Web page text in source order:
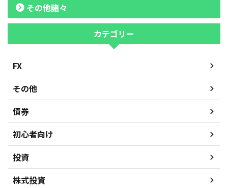
その他諸々
カテゴリー
FX
その他
債券
初心者向け
投資
株式投資